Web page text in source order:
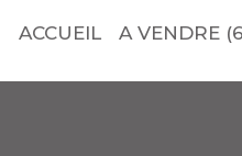
ACCUEIL A VENDRE